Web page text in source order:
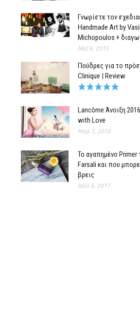
Γνωρίστε τον
Handmade Art by
Michopoulos +
Μαΐ 9, 2015
Πούδρες για το
Clinique | Review
Lancôme Άνοιξη
with Love
Μαρ 7, 2016
Το αγαπημένο Primer
Farsali και που
βρεις
Ιούλ 6, 2017